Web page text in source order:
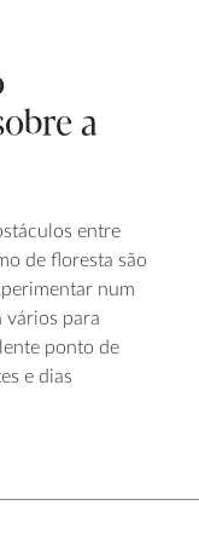
a
entre
de floresta são
num
vários para
ponto de
e dias